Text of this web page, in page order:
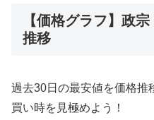
【価格グラフ】政
推移
過去30日の最安値を価格推
買い時を見極めよう！